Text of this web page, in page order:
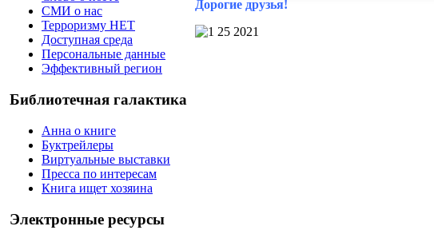
СМИ о нас
Терроризму НЕТ
Доступная среда
Персональные данные
Эффективный регион
Библиотечная галактика
Анна о книге
Буктрейлеры
Виртуальные выставки
Пресса по интересам
Книга ищет хозяина
Электронные ресурсы
Дорогие друзья!